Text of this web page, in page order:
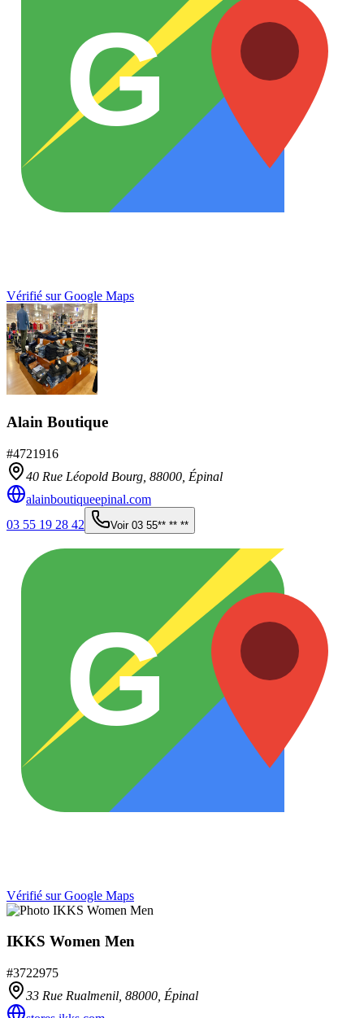
G
Vérifié sur Google Maps
Alain Boutique
#4721916
40 Rue Léopold Bourg, 88000 Épinal
alainboutiqueepinal.com
03 55 19 28 42
Voir 03 55** ** **
G
Vérifié sur Google Maps
IKKS Women Men
#3722975
33 Rue Rualmenil, 88000 Épinal